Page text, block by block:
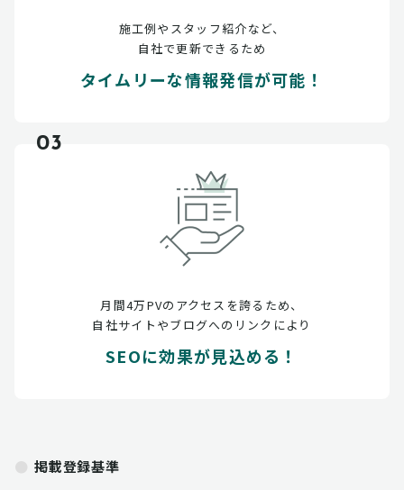
施工例やスタッフ紹介など、
自社で更新できるため
タイムリーな情報発信が可能！
03
月間4万PVのアクセスを誇るため、
自社サイトやブログへのリンクにより
SEOに効果が見込める！
掲載登録基準